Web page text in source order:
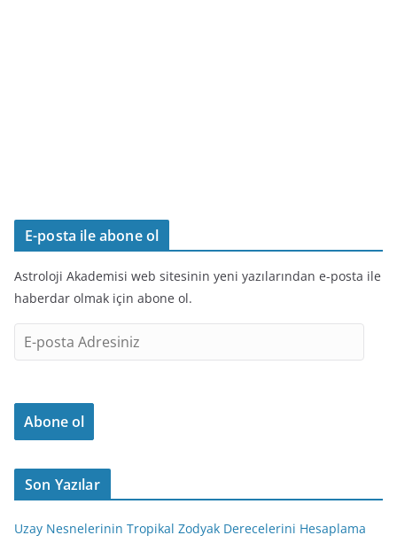
E-posta ile abone ol
Astroloji Akademisi web sitesinin yeni yazılarından e-posta ile
haberdar olmak için abone ol.
-
o
t
a
r
Abone ol
Son Yazılar
Uzay Nesnelerinin Tropikal Zodyak Derecelerini Hesaplama